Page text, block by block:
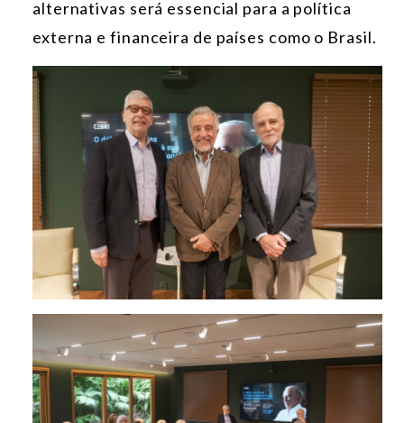
alternativas será essencial para a política
externa e financeira de países como o Brasil.